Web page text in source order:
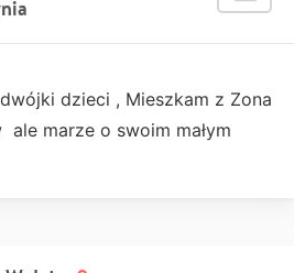
dzieci , Mieszkam z Zona
marze o swoim małym